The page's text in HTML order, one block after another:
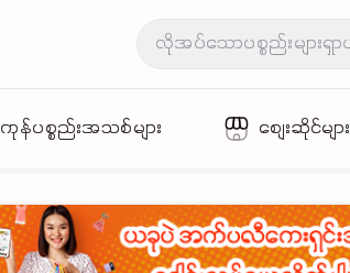
ကုန်ပစ္စည်းအသစ်များ စျေးဆိုင်များ